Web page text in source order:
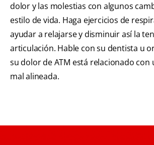
dolor y las molestias con algunos
estilo de vida. Haga ejercicios de
ayudar a relajarse y disminuir así la
articulación. Hable con su dentista u
su dolor de ATM está relacionado con
mal alineada.